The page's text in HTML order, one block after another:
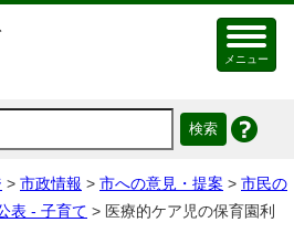
メニュー
> 市政情報 > 市への意見・提案 > 市民の
表 - 子育て > 医療的ケア児の保育園利